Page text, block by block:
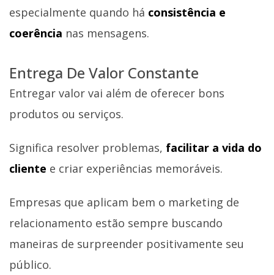
especialmente quando há consistência e
coerência nas mensagens.
Entrega De Valor Constante
Entregar valor vai além de oferecer bons
produtos ou serviços.
Significa resolver problemas, facilitar a vida do
cliente e criar experiências memoráveis.
Empresas que aplicam bem o marketing de
relacionamento estão sempre buscando
maneiras de surpreender positivamente seu
público.